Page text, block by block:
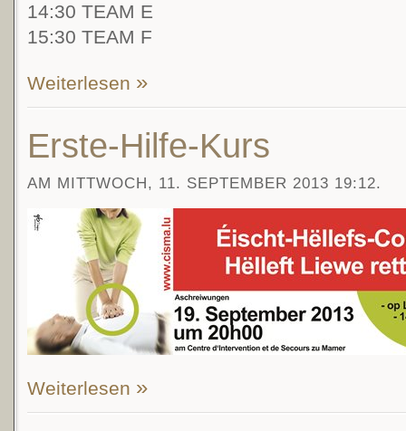
14:30 TEAM E
15:30 TEAM F
Weiterlesen
Erste-Hilfe-Kurs
AM MITTWOCH, 11. SEPTEMBER 2013 19:12.
Weiterlesen